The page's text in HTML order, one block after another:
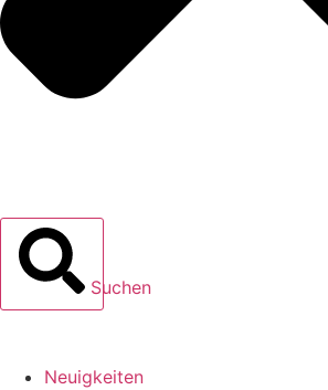
Suchen
Neuigkeiten